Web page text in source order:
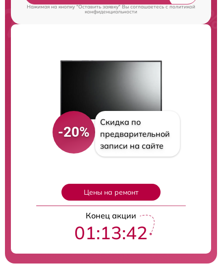
Нажимая на кнопку "Оставить заявку" Вы соглашаетесь cполитикой
конфиденциальности
-20%
Скидка по
предварительной
записи на сайте
Цены на ремонт
Конец акции
01:13:41